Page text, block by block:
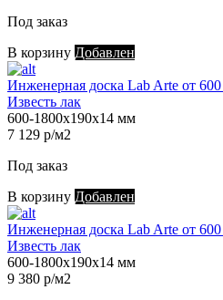
Под заказ
В корзину Добавлен
Инженерная доска Lab Arte от
Известь лак
600-1800х190х14 мм
7 129 р/м2
Под заказ
В корзину Добавлен
Инженерная доска Lab Arte от
Известь лак
600-1800х190х14 мм
9 380 р/м2